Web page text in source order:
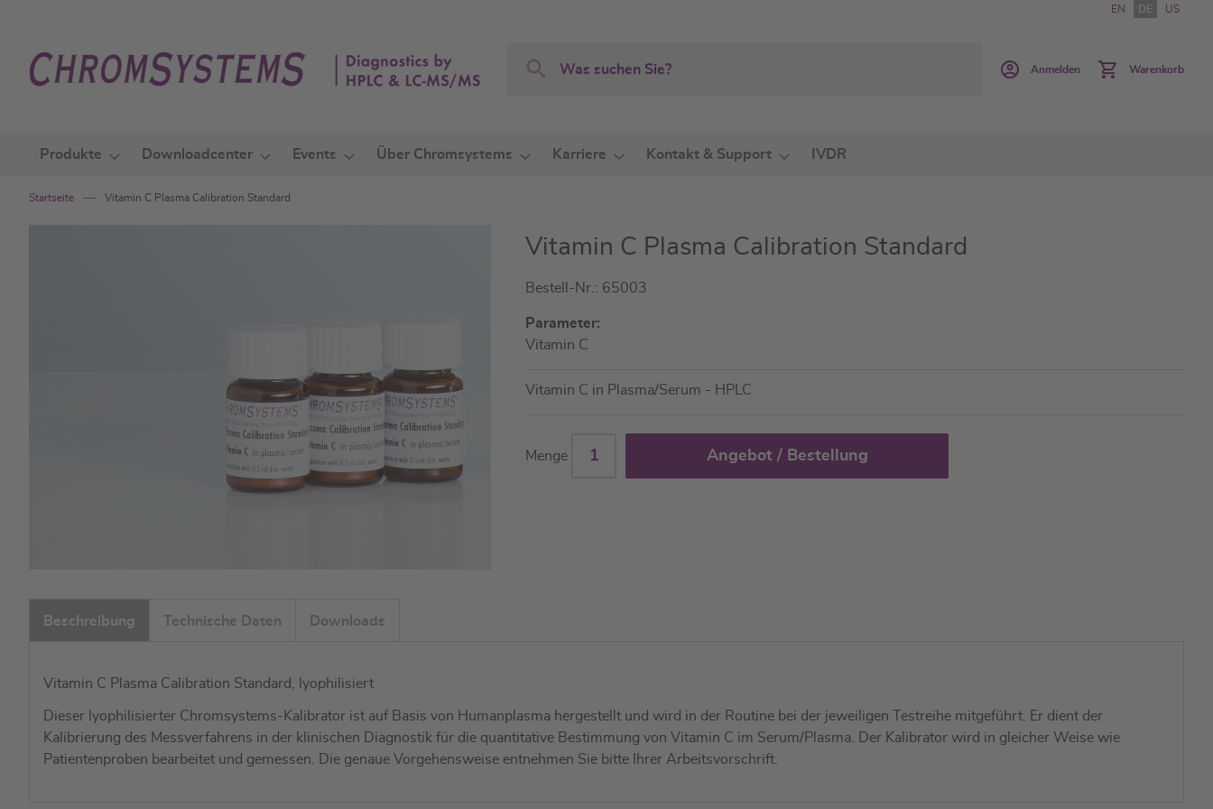
springen
EN DE US
Search
Anmelden Warenkorb
Produkte Downloadcenter Events Über Chromsystems Karriere Kontakt & Support IVDR
Startseite Vitamin C Plasma Calibration Standard
Anfang
der
Vitamin C Plasma Calibration Standard
Bestell-Nr.: 65003
Parameter:
Vitamin C
Vitamin C in Plasma/Serum - HPLC
Menge Angebot / Bestellung
Beschreibung Technische Daten Downloads
Vitamin C Plasma Calibration Standard, lyophilisiert
Dieser lyophilisierter Chromsystems-Kalibrator ist auf Basis von Humanplasma hergestellt und wird in der Routine bei der jeweiligen Testreihe mitgeführt. Er dient der
Kalibrierung des Messverfahrens in der klinischen Diagnostik für die quantitative Bestimmung von Vitamin C im Serum/Plasma. Der Kalibrator wird in gleicher Weise wie
Patientenproben bearbeitet und gemessen. Die genaue Vorgehensweise entnehmen Sie bitte Ihrer Arbeitsvorschrift.